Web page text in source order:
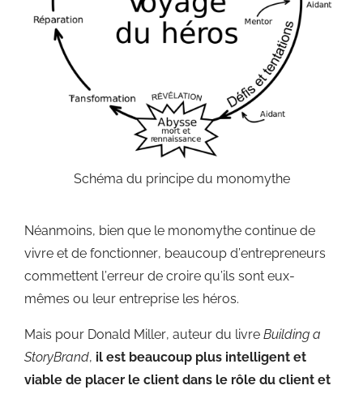
Schéma du principe du monomythe
Néanmoins, bien que le monomythe continue de
vivre et de fonctionner, beaucoup d’entrepreneurs
commettent l’erreur de croire qu’ils sont eux-
mêmes ou leur entreprise les héros.
Mais pour Donald Miller, auteur du livre Building a
StoryBrand, il est beaucoup plus intelligent et
viable de placer le client dans le rôle du client et